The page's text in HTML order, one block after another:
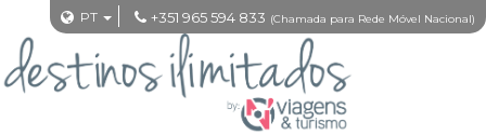
PT +351 965 594 833 (Chamada para Rede Móvel Nacional)